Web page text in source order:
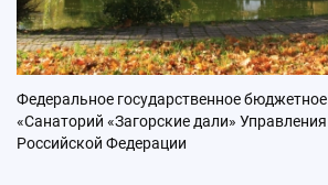
Федеральное государственное
«Санаторий «Загорские дали»
Российской Федерации